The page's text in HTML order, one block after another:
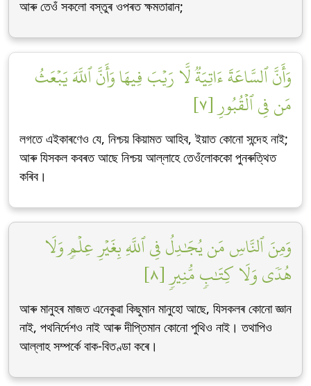
আৰু তেওঁ সকলো বস্তুৰ ওপৰত ক্ষমতাৱান;
وَأَنَّ ٱلسَّاعَةَ ءَاتِيَةٞ لَّا رَيۡبَ فِيهَا وَأَنَّ ٱللَّهَ يَبۡعَثُ
مَن فِي ٱلۡقُبُورِ [٧]
লগতে এইকাৰণেও যে, নিশ্চয় কিয়ামত আহিব, ইয়াত কোনো সন্দেহ নাই;
আৰু যিসকল কবৰত আছে নিশ্চয় আল্লাহে তেওঁলোককো পুনৰুত্থিত
কৰিব।
وَمِنَ ٱلنَّاسِ مَن يُجَٰدِلُ فِي ٱللَّهِ بِغَيۡرِ عِلۡمٖ وَلَا
هُدٗى وَلَا كِتَٰبٖ مُّنِيرٖ [٨]
আৰু মানুহৰ মাজত এনেকুৱা কিছুমান মানুহো আছে, যিসকলৰ কোনো জ্ঞান
নাই, পথনিৰ্দেশও নাই আৰু দীপ্তিমান কোনো পুথিও নাই। তথাপিও
আল্লাহ সম্পৰ্কে বাক-বিতণ্ডা কৰে।